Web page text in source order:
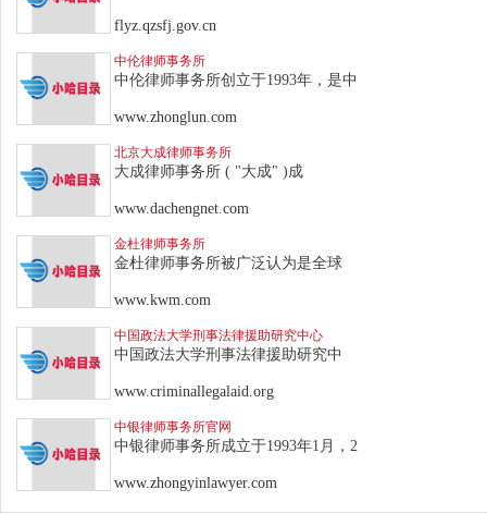
flyz.qzsfj.gov.cn
中伦律师事务所
中伦律师事务所创立于1993年，是中
www.zhonglun.com
北京大成律师事务所
大成律师事务所 ( "大成" )成
www.dachengnet.com
金杜律师事务所
金杜律师事务所被广泛认为是全球
www.kwm.com
中国政法大学刑事法律援助研究中心
中国政法大学刑事法律援助研究中
www.criminallegalaid.org
中银律师事务所官网
中银律师事务所成立于1993年1月，2
www.zhongyinlawyer.com